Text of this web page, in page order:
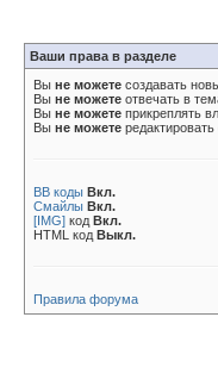
Ваши права в разделе
Вы не можете создавать
Вы не можете отвечать в
Вы не можете прикреплять
Вы не можете
BB коды Вкл.
Смайлы Вкл.
[IMG] код Вкл.
HTML код Выкл.
Правила форума